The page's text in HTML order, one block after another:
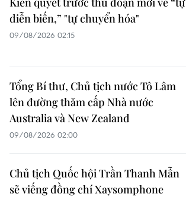
diễn biến,” "tự chuyển hóa"
09/08/2026 02:15
Tổng Bí thư, Chủ tịch nước Tô Lâm
lên đường thăm cấp Nhà nước
Australia và New Zealand
09/08/2026 02:00
Chủ tịch Quốc hội Trần Thanh Mẫn
sẽ viếng đồng chí Xaysomphone